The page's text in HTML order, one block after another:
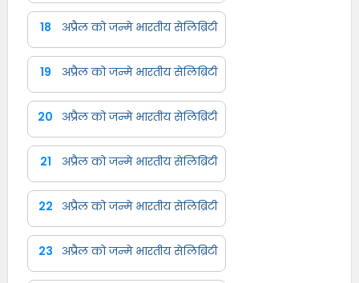
18 अप्रैल को जन्मे भारतीय सेलिब्रिटी
19 अप्रैल को जन्मे भारतीय सेलिब्रिटी
20 अप्रैल को जन्मे भारतीय सेलिब्रिटी
21 अप्रैल को जन्मे भारतीय सेलिब्रिटी
22 अप्रैल को जन्मे भारतीय सेलिब्रिटी
23 अप्रैल को जन्मे भारतीय सेलिब्रिटी